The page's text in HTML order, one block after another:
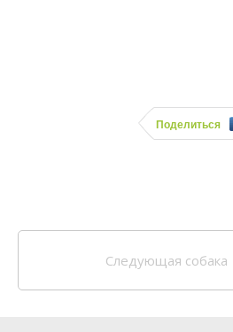
Поделиться
Следующая собака